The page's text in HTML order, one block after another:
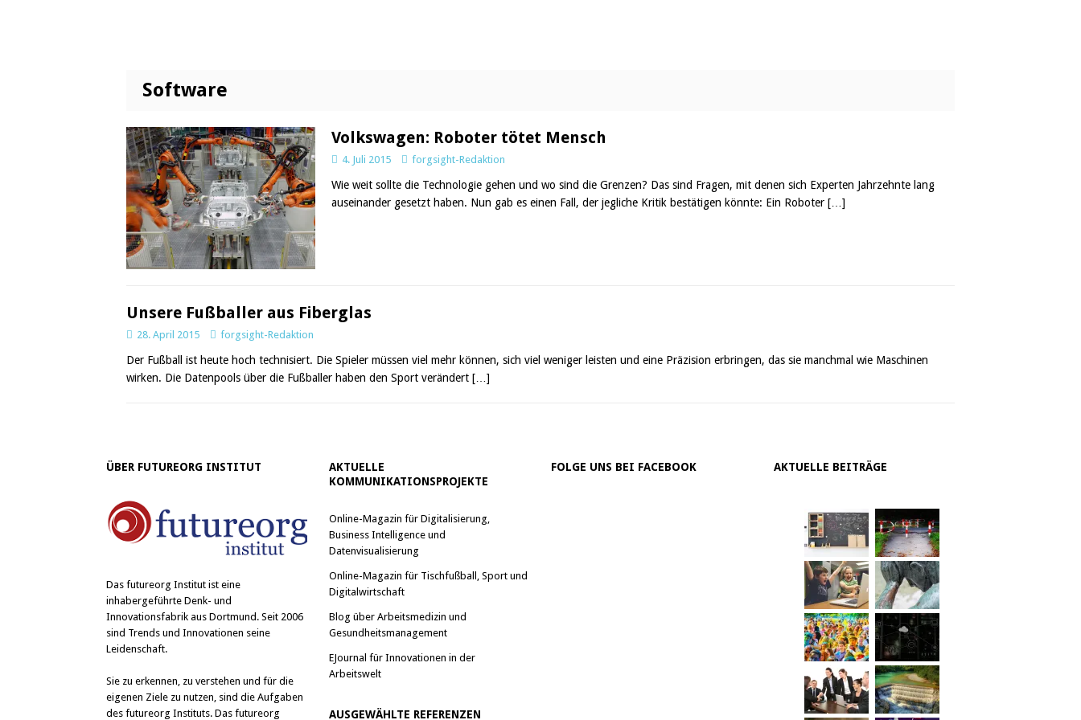
Software
Volkswagen: Roboter tötet Mensch
4. Juli 2015 forgsight-Redaktion
Wie weit sollte die Technologie gehen und wo sind die Grenzen? Das sind Fragen, mit denen sich Experten Jahrzehnte lang
auseinander gesetzt haben. Nun gab es einen Fall, der jegliche Kritik bestätigen könnte: Ein Roboter […]
Unsere Fußballer aus Fiberglas
28. April 2015 forgsight-Redaktion
Der Fußball ist heute hoch technisiert. Die Spieler müssen viel mehr können, sich viel weniger leisten und eine Präzision erbringen, das sie manchmal wie Maschinen
wirken. Die Datenpools über die Fußballer haben den Sport verändert […]
ÜBER FUTUREORG INSTITUT
Das futureorg Institut ist eine
inhabergeführte Denk- und
Innovationsfabrik aus Dortmund. Seit 2006
sind Trends und Innovationen seine
Leidenschaft.
Sie zu erkennen, zu verstehen und für die
eigenen Ziele zu nutzen, sind die Aufgaben
des futureorg Instituts. Das futureorg
AKTUELLE
KOMMUNIKATIONSPROJEKTE
Online-Magazin für Digitalisierung,
Business Intelligence und
Datenvisualisierung
Online-Magazin für Tischfußball, Sport und
Digitalwirtschaft
Blog über Arbeitsmedizin und
Gesundheitsmanagement
EJournal für Innovationen in der
Arbeitswelt
AUSGEWÄHLTE REFERENZEN
FOLGE UNS BEI FACEBOOK AKTUELLE BEITRÄGE